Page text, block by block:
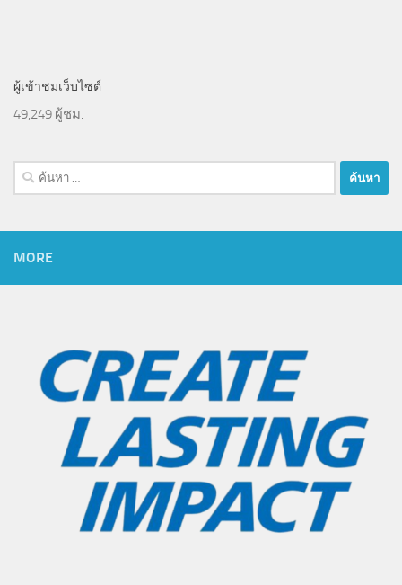
ผู้เข้าชมเว็บไซต์
49,249 ผู้ชม.
ค้นหา
สำหรับ:
MORE